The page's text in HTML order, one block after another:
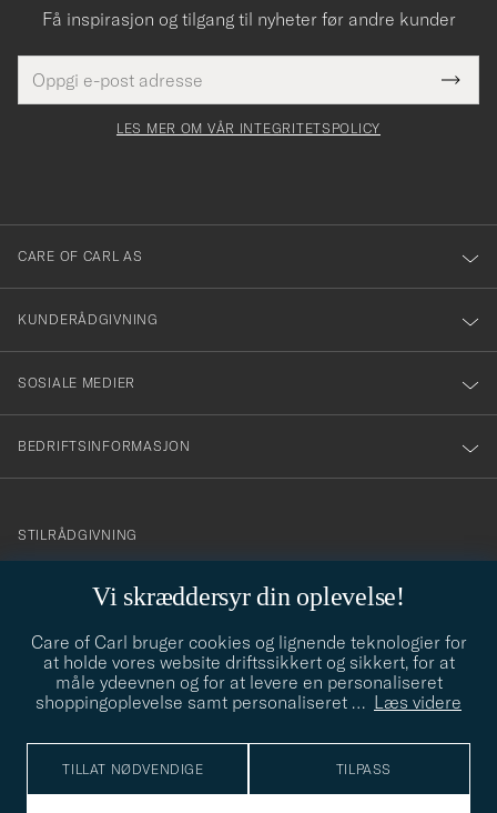
Vi skræddersyr din oplevelse!
Care of Carl bruger cookies og lignende teknologier for
at holde vores website driftssikkert og sikkert, for at
måle ydeevnen og for at levere en personaliseret
shoppingoplevelse samt personaliseret … Læs videre
TILLAT NØDVENDIGE TILPASS
Få inspirasjon og tilgang til nyheter før andre kunder
postadresse
felt
Tack
för
dig
till
vårt
nyhetsbrev!
LES MER OM VÅR INTEGRITETSPOLICY
CARE OF CARL AS
KUNDERÅDGIVNING
SOSIALE MEDIER
BEDRIFTSINFORMASJON
info@careofcarl.no
STILRÅDGIVNING
STILRÅDGIVNING
© Care of Carl 2026